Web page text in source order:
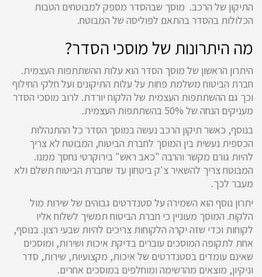
התיקון של הרכב. מוסך שבהסדר מספק למבוטחים הטבות
הכלולות בהסדר בהתאם לפוליסה של המבוטח.
מה היתרונות של מוסכי הסדר?
היתרון הראשון של מוסך הסדר הוא עלות ההשתתפות העצמית.
חברת הביטוח משלמת פחות על עלות התיקונים ועל חלקי החילוף
וכך גם ההשתתפות העצמית של הלקוח יורדת. לרוב מוסכי הסדר
מעניקים הנחה של 50% בהשתתפות העצמית.
בנוסף, כאשר תיקון הרכב נעשה במוסך הסדר כל ההתנהלות
הכספית נעשית בין המוסך לחברת הביטוח, המבוטח לא צריך
להיות גורם מקשר והרבה "כאב ראש" בירוקרטי נחסך ממנו.
המבוטח צריך להשאיר צ'ק ביטחון עד שחברת הביטוח תשלם ולא
מעבר לכך.
יתרון נוסף הוא השמירה על סטנדרטים גבוהים של שירות מול
הלקוח. המוסך מעוניין כי חברת הביטוח תמשיך לשלוח אליו
לקוחות וכדי שזה יקרה הלקוחות צריכים להיות שבעי רצון. בנוסף,
אחת לתקופה המוסכים עוברים בדיקת איכות ושירות, ומוסכים
שאינם עומדים בסטנדרטים של איכות, מקצועיות, שירות, סדר
וניקיון, מוצאים מהרשימה ומוחלפים במוסכים אחרים.